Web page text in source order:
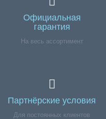
Официальная
гарантия
На весь ассортимент
Партнёрские условия
Для постоянных клиентов